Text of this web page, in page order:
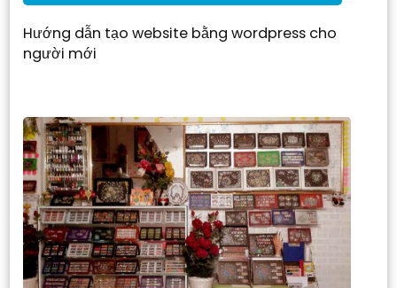
Hướng dẫn tạo website bằng wordpress cho
người mới